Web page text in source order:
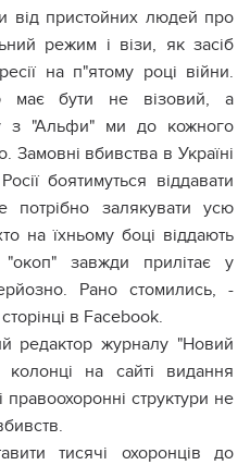
від пристойних людей про
режим і візи, як засіб
на п"ятому році війни.
має бути не візовий, а
з "Альфи" ми до кожного
вбивства в Україні
боятимуться віддавати
потрібно залякувати усю
на їхньому боці віддають
завжди прилітає у
Рано стомились, -
в Facebook.
редактор журналу "Новий
на сайті видання
структури не
тисячі охоронців до